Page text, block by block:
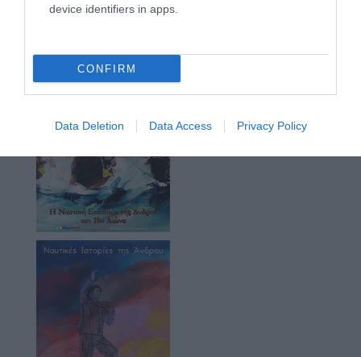
device identifiers in apps.
CONFIRM
Data Deletion Data Access Privacy Policy